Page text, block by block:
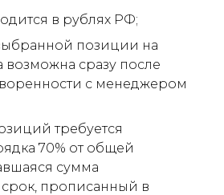
в рублях РФ;
позиции на
возможна сразу после
с менеджером
требуется
70% от общей
сумма
срок, прописанный в